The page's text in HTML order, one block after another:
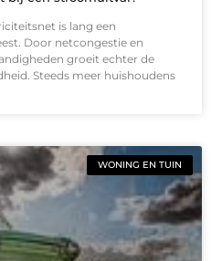
is lang een
Door netcongestie en
groeit echter de
Steeds meer huishoudens
WONING EN TUIN